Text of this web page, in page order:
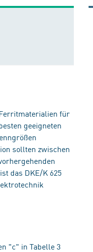
für
geeigneten
sollten zwischen
das DKE/K 625
"c" in Tabelle 3